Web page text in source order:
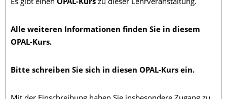
Es gibt einen OPAL-Kurs zu dieser Lehrveranstaltung.
Alle weiteren Informationen finden Sie in diesem
OPAL-Kurs.
Bitte schreiben Sie sich in diesen OPAL-Kurs ein.